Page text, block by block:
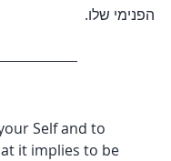
הפנימי שלו.
Self and to
it implies to be